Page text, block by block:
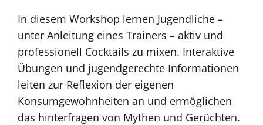
In diesem Workshop lernen Jugendliche –
unter Anleitung eines Trainers – aktiv und
professionell Cocktails zu mixen. Interaktive
Übungen und jugendgerechte Informationen
leiten zur Reflexion der eigenen
Konsumgewohnheiten an und ermöglichen
das hinterfragen von Mythen und Gerüchten.